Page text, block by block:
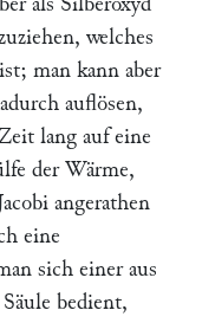
welches
man kann aber
auflösen,
lang auf eine
der Wärme,
angerathen
eine
sich einer aus
bedient,